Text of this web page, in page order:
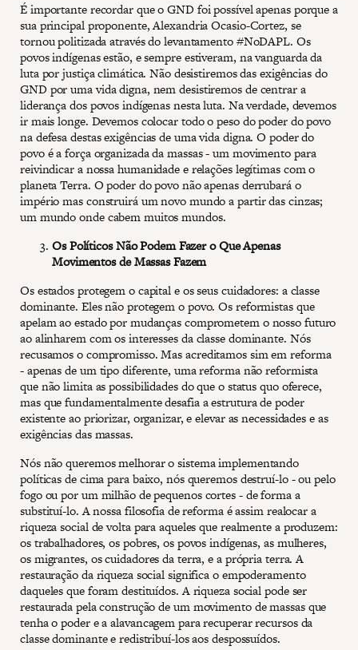
É importante recordar que o GND foi possível apenas porque a
sua principal proponente, Alexandria Ocasio-Cortez, se
tornou politizada através do levantamento #NoDAPL. Os
povos indígenas estão, e sempre estiveram, na vanguarda da
luta por justiça climática. Não desistiremos das exigências do
GND por uma vida digna, nem desistiremos de centrar a
liderança dos povos indígenas nesta luta. Na verdade, devemos
ir mais longe. Devemos colocar todo o peso do poder do povo
na defesa destas exigências de uma vida digna. O poder do
povo é a força organizada da massas - um movimento para
reivindicar a nossa humanidade e relações legítimas com o
planeta Terra. O poder do povo não apenas derrubará o
império mas construirá um novo mundo a partir das cinzas;
um mundo onde cabem muitos mundos.
Os Políticos Não Podem Fazer o Que Apenas
Movimentos de Massas Fazem
Os estados protegem o capital e os seus cuidadores: a classe
dominante. Eles não protegem o povo. Os reformistas que
apelam ao estado por mudanças comprometem o nosso futuro
ao alinharem com os interesses da classe dominante. Nós
recusamos o compromisso. Mas acreditamos sim em reforma
- apenas de um tipo diferente, uma reforma não reformista
que não limita as possibilidades do que o status quo oferece,
mas que fundamentalmente desafia a estrutura de poder
existente ao priorizar, organizar, e elevar as necessidades e as
exigências das massas.
Nós não queremos melhorar o sistema implementando
políticas de cima para baixo, nós queremos destruí-lo - ou pelo
fogo ou por um milhão de pequenos cortes - de forma a
substituí-lo. A nossa filosofia de reforma é assim realocar a
riqueza social de volta para aqueles que realmente a produzem:
os trabalhadores, os pobres, os povos indígenas, as mulheres,
os migrantes, os cuidadores da terra, e a própria terra. A
restauração da riqueza social significa o empoderamento
daqueles que foram destituídos. A riqueza social pode ser
restaurada pela construção de um movimento de massas que
tenha o poder e a alavancagem para recuperar recursos da
classe dominante e redistribuí-los aos despossuídos.